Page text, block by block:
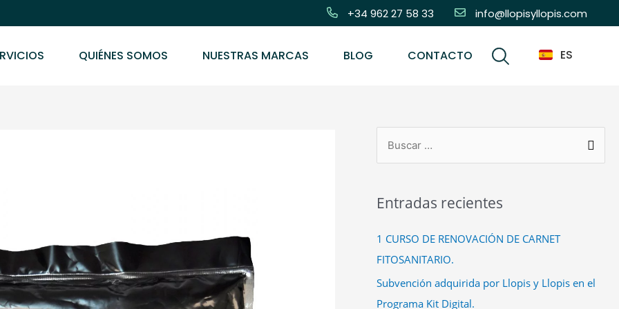
+34 962 27 58 33 info@llopisyllopis.com
QUIÉNES SOMOS NUESTRAS MARCAS BLOG CONTACTO ES
Entradas recientes
1 CURSO DE RENOVACIÓN DE CARNET
FITOSANITARIO.
Subvención adquirida por Llopis y Llopis en el
Programa Kit Digital.